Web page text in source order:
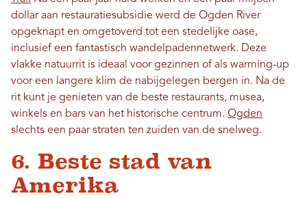
dollar aan restauratiesubsidie ​​werd de Ogden River
opgeknapt en omgetoverd tot een stedelijke oase,
inclusief een fantastisch wandelpadennetwerk. Deze
vlakke natuurrit is ideaal voor gezinnen of als warming-up
voor een langere klim de nabijgelegen bergen in. Na de
rit kunt je genieten van de beste restaurants, musea,
winkels en bars van het historische centrum. Ogden
slechts een paar straten ten zuiden van de snelweg.
6. Beste stad van
Amerika